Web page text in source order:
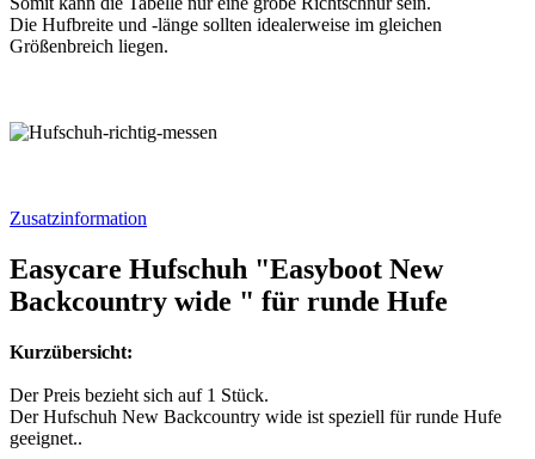
Die Hufbreite und -länge sollten idealerweise im gleichen
Größenbreich liegen.
Zusatzinformation
Easycare Hufschuh "Easyboot New
Backcountry wide " für runde Hufe
Kurzübersicht:
Der Preis bezieht sich auf 1 Stück.
Der Hufschuh New Backcountry wide ist speziell für runde Hufe
geeignet..